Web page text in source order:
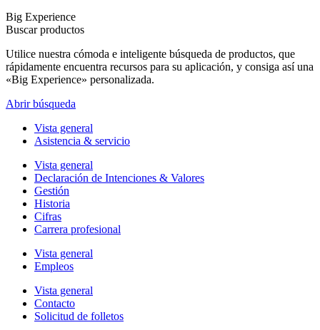
Big Experience
Buscar productos
Utilice nuestra cómoda e inteligente búsqueda de productos, que
rápidamente encuentra recursos para su aplicación, y consiga así una
«Big Experience» personalizada.
Abrir búsqueda
Vista general
Asistencia & servicio
Vista general
Declaración de Intenciones & Valores
Gestión
Historia
Cifras
Carrera profesional
Vista general
Empleos
Vista general
Contacto
Solicitud de folletos